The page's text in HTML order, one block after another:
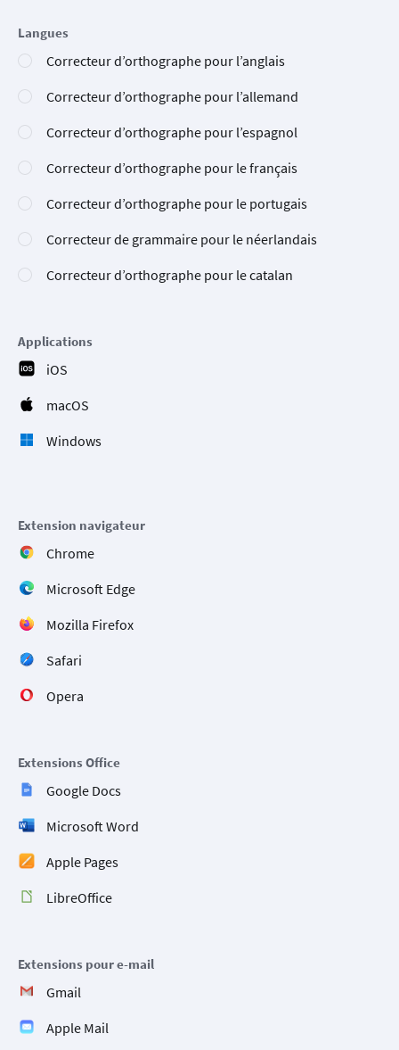
Langues
Correcteur d’orthographe pour l’anglais
Correcteur d’orthographe pour l’allemand
Correcteur d’orthographe pour l’espagnol
Correcteur d’orthographe pour le français
Correcteur d’orthographe pour le portugais
Correcteur de grammaire pour le néerlandais
Correcteur d’orthographe pour le catalan
Applications
iOS
macOS
Windows
Extension navigateur
Chrome
Microsoft Edge
Mozilla Firefox
Safari
Opera
Extensions Office
Google Docs
Microsoft Word
Apple Pages
LibreOffice
Extensions pour e-mail
Gmail
Apple Mail